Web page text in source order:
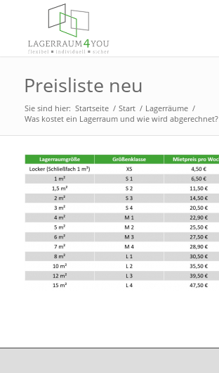
Preisliste neu
Sie sind hier: Startseite / Start / Lagerräume /
Was kostet ein Lagerraum und wie wird abgerechnet?